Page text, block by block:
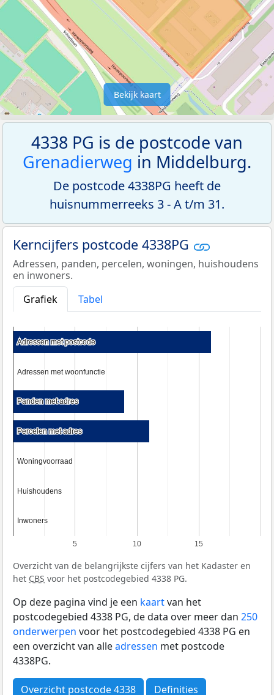
Bekijk kaart
4338 PG is de postcode van
Grenadierweg in Middelburg.
De postcode 4338PG heeft de
huisnummerreeks 3 - A t/m 31.
Kerncijfers postcode 4338PG
Adressen, panden, percelen, woningen, huishoudens
en inwoners.
Grafiek
Tabel
5 10 15
Adressen met postcode
Adressen met postcode
Adressen met woonfunctie
Adressen met woonfunctie
Panden met adres
Panden met adres
Percelen met adres
Percelen met adres
Woningvoorraad
Woningvoorraad
Huishoudens
Huishoudens
Inwoners
Inwoners
Overzicht van de belangrijkste cijfers van het Kadaster en
het CBS voor het postcodegebied 4338 PG.
Op deze pagina vind je een kaartvan het
postcodegebied 4338 PG, de data over meer dan 250
onderwerpen voor het postcodegebied 4338 PG en
een overzicht van alleadressen met postcode
4338PG.
Overzicht postcode 4338 Definities